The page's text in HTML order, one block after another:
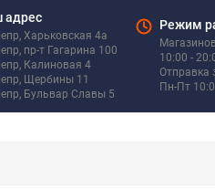
адрес
Харьковская 4а
пр-т Гагарина 100
Калиновая 4
Щербины 11
Бульвар Славы 5
Режим
10:00 -
Отправка
Пн-Пт